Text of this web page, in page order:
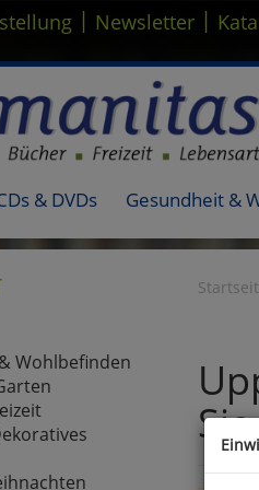
| Newsletter |
& DVDs Gesundheit &
Wohlbefinden